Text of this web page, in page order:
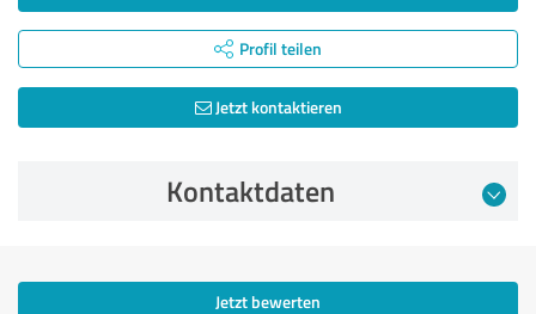
Profil teilen
Jetzt kontaktieren
Kontaktdaten
Jetzt bewerten